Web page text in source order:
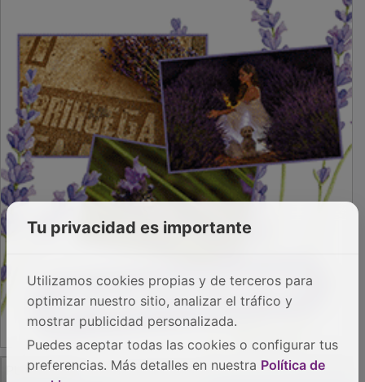
Tu privacidad es importante
Utilizamos cookies propias y de terceros para
optimizar nuestro sitio, analizar el tráfico y
mostrar publicidad personalizada.
Puedes aceptar todas las cookies o configurar tus
preferencias. Más detalles en nuestra Política de